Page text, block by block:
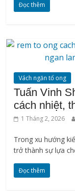
Đọc thêm
Vách ngăn tổ ong
Tuấn Vinh
cách nhiệt,
1 Tháng 2, 2026
Trong xu hướng
trở thành sự lựa
Đọc thêm